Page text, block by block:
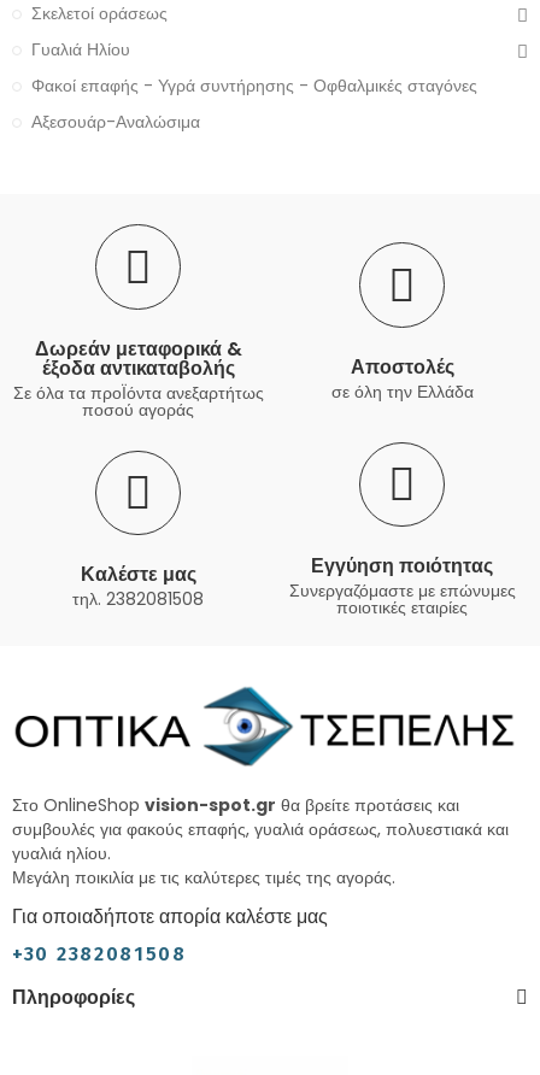
Σκελετοί οράσεως
Γυαλιά Ηλίου
Φακοί επαφής - Υγρά συντήρησης - Οφθαλμικές σταγόνες
Αξεσουάρ-Αναλώσιμα
Δωρεάν μεταφορικά &
έξοδα αντικαταβολής
Σε όλα τα προΪόντα ανεξαρτήτως
ποσού αγοράς
Αποστολές
σε όλη την Ελλάδα
Καλέστε μας
τηλ. 2382081508
Εγγύηση ποιότητας
Συνεργαζόμαστε με επώνυμες
ποιοτικές εταιρίες
Στο OnlineShop vision-spot.gr θα βρείτε προτάσεις και
συμβουλές για φακούς επαφής, γυαλιά οράσεως, πολυεστιακά και
γυαλιά ηλίου.
Μεγάλη ποικιλία με τις καλύτερες τιμές της αγοράς.
Για οποιαδήποτε απορία καλέστε μας
+30 2382081508
Πληροφορίες